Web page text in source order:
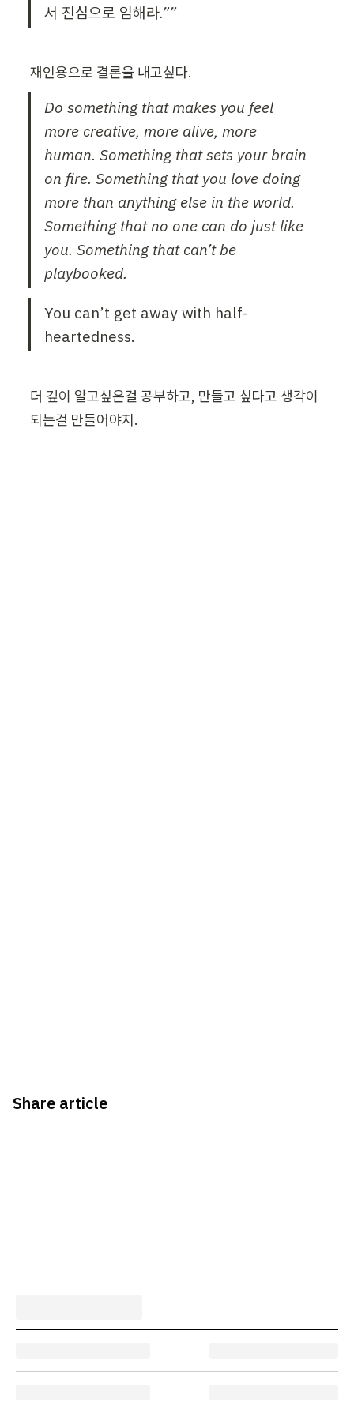
서 진심으로 임해라.””
재인용으로 결론을 내고싶다.
Do something that makes you feel
more creative, more alive, more
human. Something that sets your brain
on fire. Something that you love doing
more than anything else in the world.
Something that no one can do just like
you. Something that can’t be
playbooked.
You can’t get away with half-
heartedness.
더 깊이 알고싶은걸 공부하고, 만들고 싶다고 생각이
되는걸 만들어야지.
Share article